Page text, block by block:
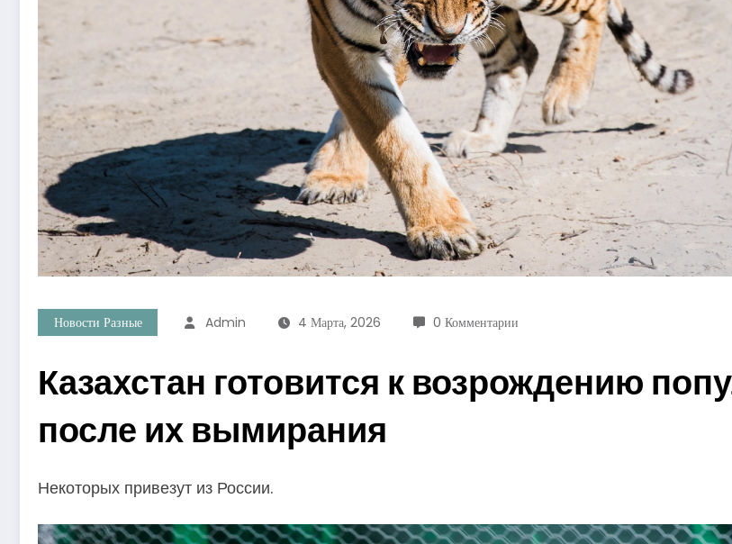
Новости Разные Admin 4 Марта, 2026 0 Комментарии
Казахстан готовится к возрождению
после их вымирания
Некоторых привезут из России.